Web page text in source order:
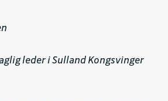
leder i Sulland Kongsvinger